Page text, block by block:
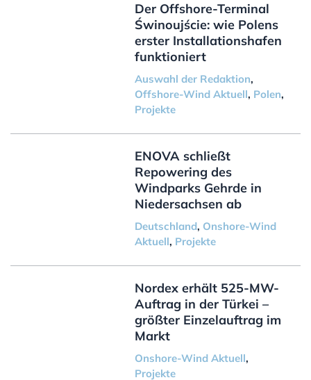
Der Offshore-Terminal
Świnoujście: wie Polens
erster Installationshafen
funktioniert
Auswahl der Redaktion,
Offshore-Wind Aktuell, Polen,
Projekte
ENOVA schließt
Repowering des
Windparks Gehrde in
Niedersachsen ab
Deutschland, Onshore-Wind
Aktuell, Projekte
Nordex erhält 525-MW-
Auftrag in der Türkei –
größter Einzelauftrag im
Markt
Onshore-Wind Aktuell,
Projekte